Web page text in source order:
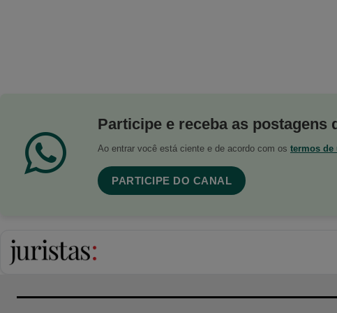
Participe e receba as postagens
Ao entrar você está ciente e de acordo com os termos de
PARTICIPE DO CANAL